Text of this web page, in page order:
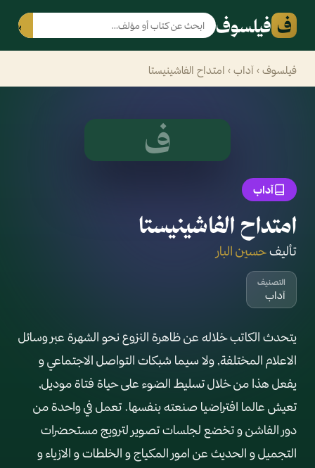
ف فيلسوف بحث
فيلسوف › آداب › امتداح الفاشينيستا
ف
آداب
امتداح الفاشينيستا
تأليفحسين البار
التصنيف
آداب
يتحدث الكاتب خلاله عن ظاهرة النزوع نحو الشهرة عبر وسائل
الاعلام المختلفة, ولا سيما شبكات التواصل الاجتماعي و
يفعل هذا من خلال تسليط الضوء على حياة فتاة موديل,
تعيش عالما افتراضيا صنعته بنفسها. تعمل في واحدة من
دور الفاشن و تخضع لجلسات تصوير لترويج مستحضرات
التجميل و الحديث عن امور المكياج و الخلطات و الازياء و